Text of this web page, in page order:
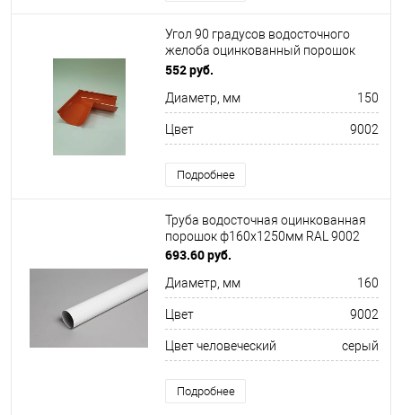
Угол 90 градусов водосточного
желоба оцинкованный порошок
ф150х400х400мм RAL 9002
552 руб.
Диаметр, мм 150
Цвет 9002
Подробнее
Труба водосточная оцинкованная
порошок ф160х1250мм RAL 9002
693.60 руб.
Диаметр, мм 160
Цвет 9002
Цвет человеческий серый
Подробнее